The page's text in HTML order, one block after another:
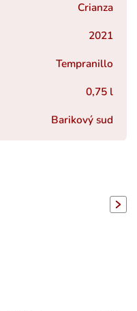
Crianza
2021
Tempranillo
0,75 l
Barikový sud
Next